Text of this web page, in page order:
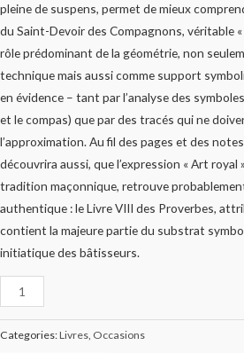
pleine de suspens, permet de mieux
du Saint-Devoir des Compagnons, véritable «
rôle prédominant de la géométrie, non
technique mais aussi comme support
en évidence – tant par l’analyse des
et le compas) que par des tracés qui ne
l’approximation. Au fil des pages et des
découvrira aussi, que l’expression « Art royal
tradition maçonnique, retrouve
authentique : le Livre VIII des Proverbes,
contient la majeure partie du substrat
initiatique des bâtisseurs.
Categories:Livres Occasions